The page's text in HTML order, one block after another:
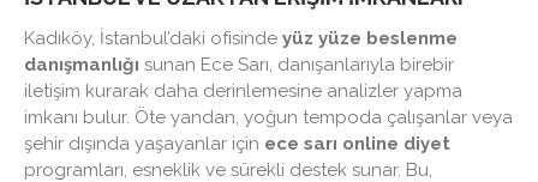
Kadıköy, İstanbul’daki ofisinde yüz yüze beslenme
danışmanlığı sunan Ece Sarı, danışanlarıyla birebir
iletişim kurarak daha derinlemesine analizler yapma
imkanı bulur. Öte yandan, yoğun tempoda çalışanlar veya
şehir dışında yaşayanlar için ece sarı online diyet
programları, esneklik ve sürekli destek sunar. Bu,